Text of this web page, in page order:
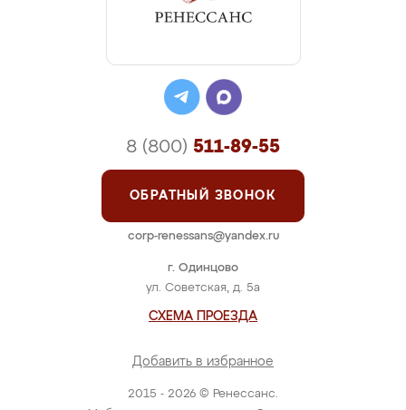
2015 - 2026 © Ренессанс.
г. Одинцово
ул. Советская, д. 5а
СХЕМА ПРОЕЗДА
Добавить в избранное
8 (800) 511-89-55
ОБРАТНЫЙ ЗВОНОК
corp-renessans@yandex.ru